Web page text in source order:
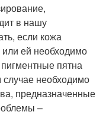
в нашу
если кожа
или ей необходимо
пятна
необходимо
предназначенные
–